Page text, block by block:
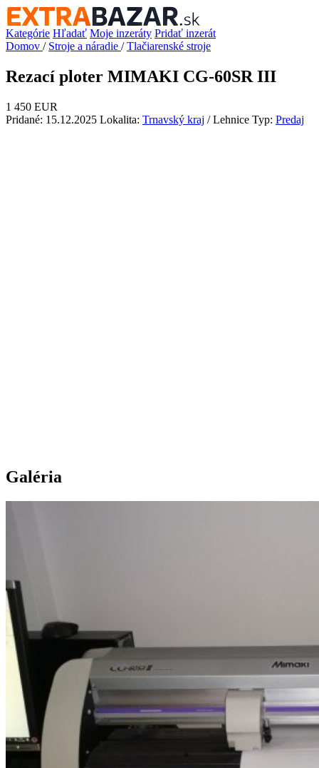
Kategórie Hľadať Moje inzeráty Pridať inzerát
Domov / Stroje a náradie / Tlačiarenské stroje
Rezací ploter MIMAKI CG-60SR III
1 450 EUR
Pridané: 15.12.2025 Lokalita: Trnavský kraj / Lehnice Typ: Predaj
Galéria